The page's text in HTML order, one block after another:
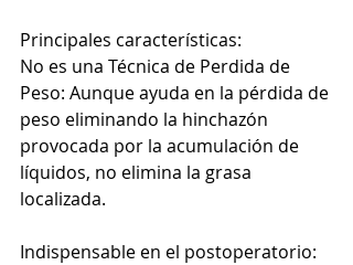
Principales características:
No es una Técnica de Perdida de
Peso: Aunque ayuda en la pérdida de
peso eliminando la hinchazón
provocada por la acumulación de
líquidos, no elimina la grasa
localizada.
Indispensable en el postoperatorio: